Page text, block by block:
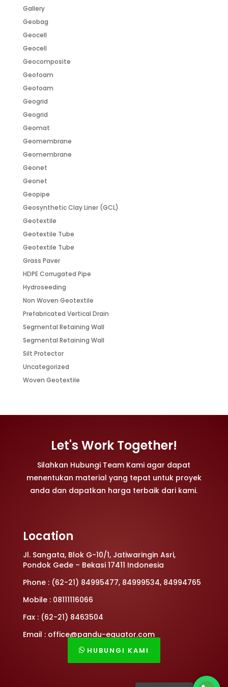
Gallery
Geobag
Geocell
Geocell
Geocomposite
Geofoam
Geofoam
Geogrid
Geogrid
Geomat
Geomembrane
Geomembrane
Geonet
Geonet
Geopipe
Geosynthetic Clay Liner (GCL)
Geotextile
Geotextile Tube
Geotextile Tube
Grass Paver
HDPE Corrugated Pipe
Hydroseeding
Non Woven Geotextile
Prefabricated Vertical Drain
Segmental Retaining Wall
Segmental Retaining Wall
Silt Protector
Uncategorized
Woven Geotextile
Let's Work Together!
Silahkan Hubungi Team Kami agar dapat
menentukan material yang tepat untuk proyek
anda dan dapatkan harga terbaik dari kami.
Location
Jl. Sangata, Blok G-10/1, Jatiwaringin Asri,
Pondok Gede – Bekasi 17411 Indonesia
Phone : (62-21) 84995477, 84999534, 84994765
Mobile : 08111116066
Fax : (62-21) 8463504
Email : office@pandu-equator.com
HUBUNGI KAMI